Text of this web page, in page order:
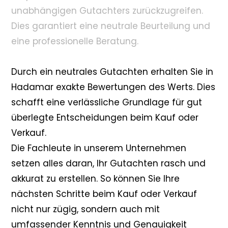
unabhängigen Gutachters zurückzugreifen.
Dies garantiert eine neutrale Beurteilung und
eine professionelle Beratung.
Durch ein neutrales Gutachten erhalten Sie in
Hadamar exakte Bewertungen des Werts. Dies
schafft eine verlässliche Grundlage für gut
überlegte Entscheidungen beim Kauf oder
Verkauf.
Die Fachleute in unserem Unternehmen
setzen alles daran, Ihr Gutachten rasch und
akkurat zu erstellen. So können Sie Ihre
nächsten Schritte beim Kauf oder Verkauf
nicht nur zügig, sondern auch mit
umfassender Kenntnis und Genauigkeit